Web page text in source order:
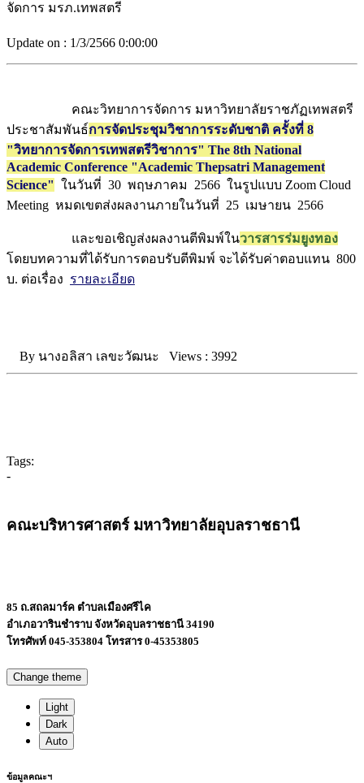
จัดการ มรภ.เทพสตรี
Update on : 1/3/2566 0:00:00
คณะวิทยาการจัดการ มหาวิทยาลัยราชภัฏเทพสตรี
ประชาสัมพันธ์การจัดประชุมวิชาการระดับชาติ ครั้งที่ 8
"วิทยาการจัดการเทพสตรีวิชาการ" The 8th National
Academic Conference "Academic Thepsatri Management
Science" ในวันที่ 30 พฤษภาคม 2566 ในรูปแบบ Zoom Cloud
Meeting หมดเขตส่งผลงานภายในวันที่ 25 เมษายน 2566
และขอเชิญส่งผลงานตีพิมพ์ในวารสารร่มยูงทอง
โดยบทความที่ได้รับการตอบรับตีพิมพ์ จะได้รับค่าตอบแทน 800
บ. ต่อเรื่อง รายละเอียด
By นางอลิสา เลขะวัฒนะ Views : 3992
Tags:
-
คณะบริหารศาสตร์ มหาวิทยาลัยอุบลราชธานี
85 ถ.สถลมาร์ค ตำบลเมืองศรีไค
อำเภอวารินชำราบ จังหวัดอุบลราชธานี 34190
โทรศัพท์ 045-353804 โทรสาร 0-45353805
Change theme
Light
Dark
Auto
ข้อมูลคณะฯ